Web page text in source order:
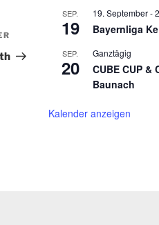
SEP.
19
19. September-
Bayernliga
SEP.
20
Ganztägig
CUBE CUP &
Baunach
Kalender anzeigen